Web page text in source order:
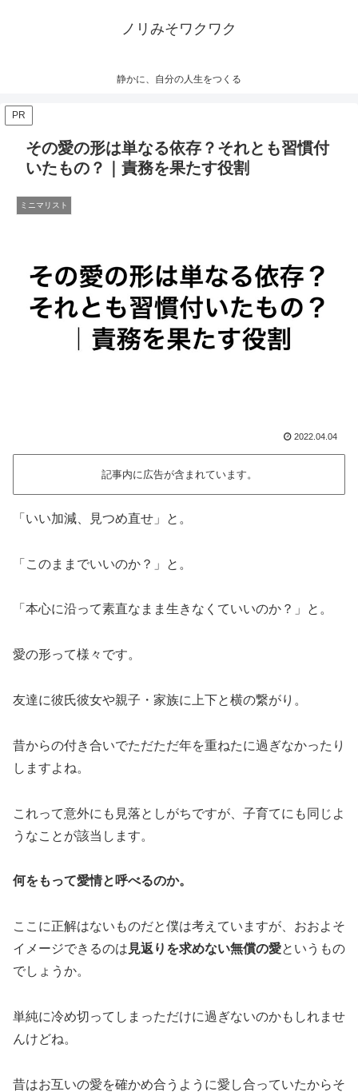
ノリみそワクワク
静かに、自分の人生をつくる
PR
その愛の形は単なる依存？それとも習慣付
いたもの？｜責務を果たす役割
ミニマリスト
2022.04.04
記事内に広告が含まれています。
「いい加減、見つめ直せ」と。
「このままでいいのか？」と。
「本心に沿って素直なまま生きなくていいのか？」と。
愛の形って様々です。
友達に彼氏彼女や親子・家族に上下と横の繋がり。
昔からの付き合いでただただ年を重ねたに過ぎなかったり
しますよね。
これって意外にも見落としがちですが、子育てにも同じよ
うなことが該当します。
何をもって愛情と呼べるのか。
ここに正解はないものだと僕は考えていますが、おおよそ
イメージできるのは 見返りを求めない無償の愛というもの
でしょうか。
単純に冷め切ってしまっただけに過ぎないのかもしれませ
んけどね。
昔はお互いの愛を確かめ合うように愛し合っていたからそ